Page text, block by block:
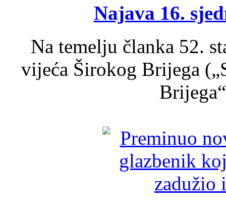
Najava 16.
Na temelju članka 52.
vijeća Širokog Brijega